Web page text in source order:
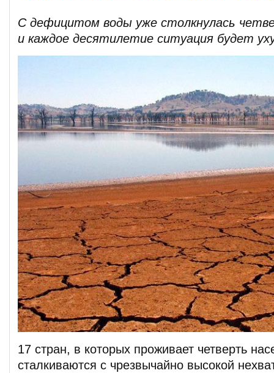
С дефицитом воды уже столкнулась
и каждое десятилетие ситуация будет
17 стран, в которых проживает четверть
сталкиваются с чрезвычайно высокой